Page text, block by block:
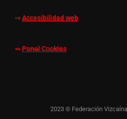
⇒ Accesibilidad web
⇒ Panel Cookies
2023 © Federación